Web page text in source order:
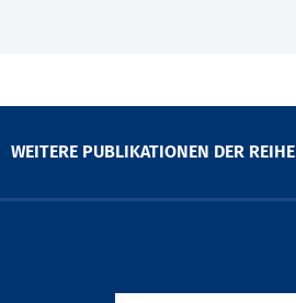
WEITERE PUBLIKATIONEN DER REIHE